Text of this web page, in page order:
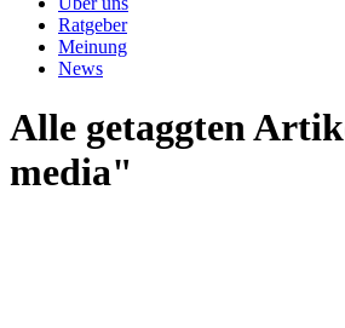
Ratgeber
Meinung
News
Alle getaggten
media"